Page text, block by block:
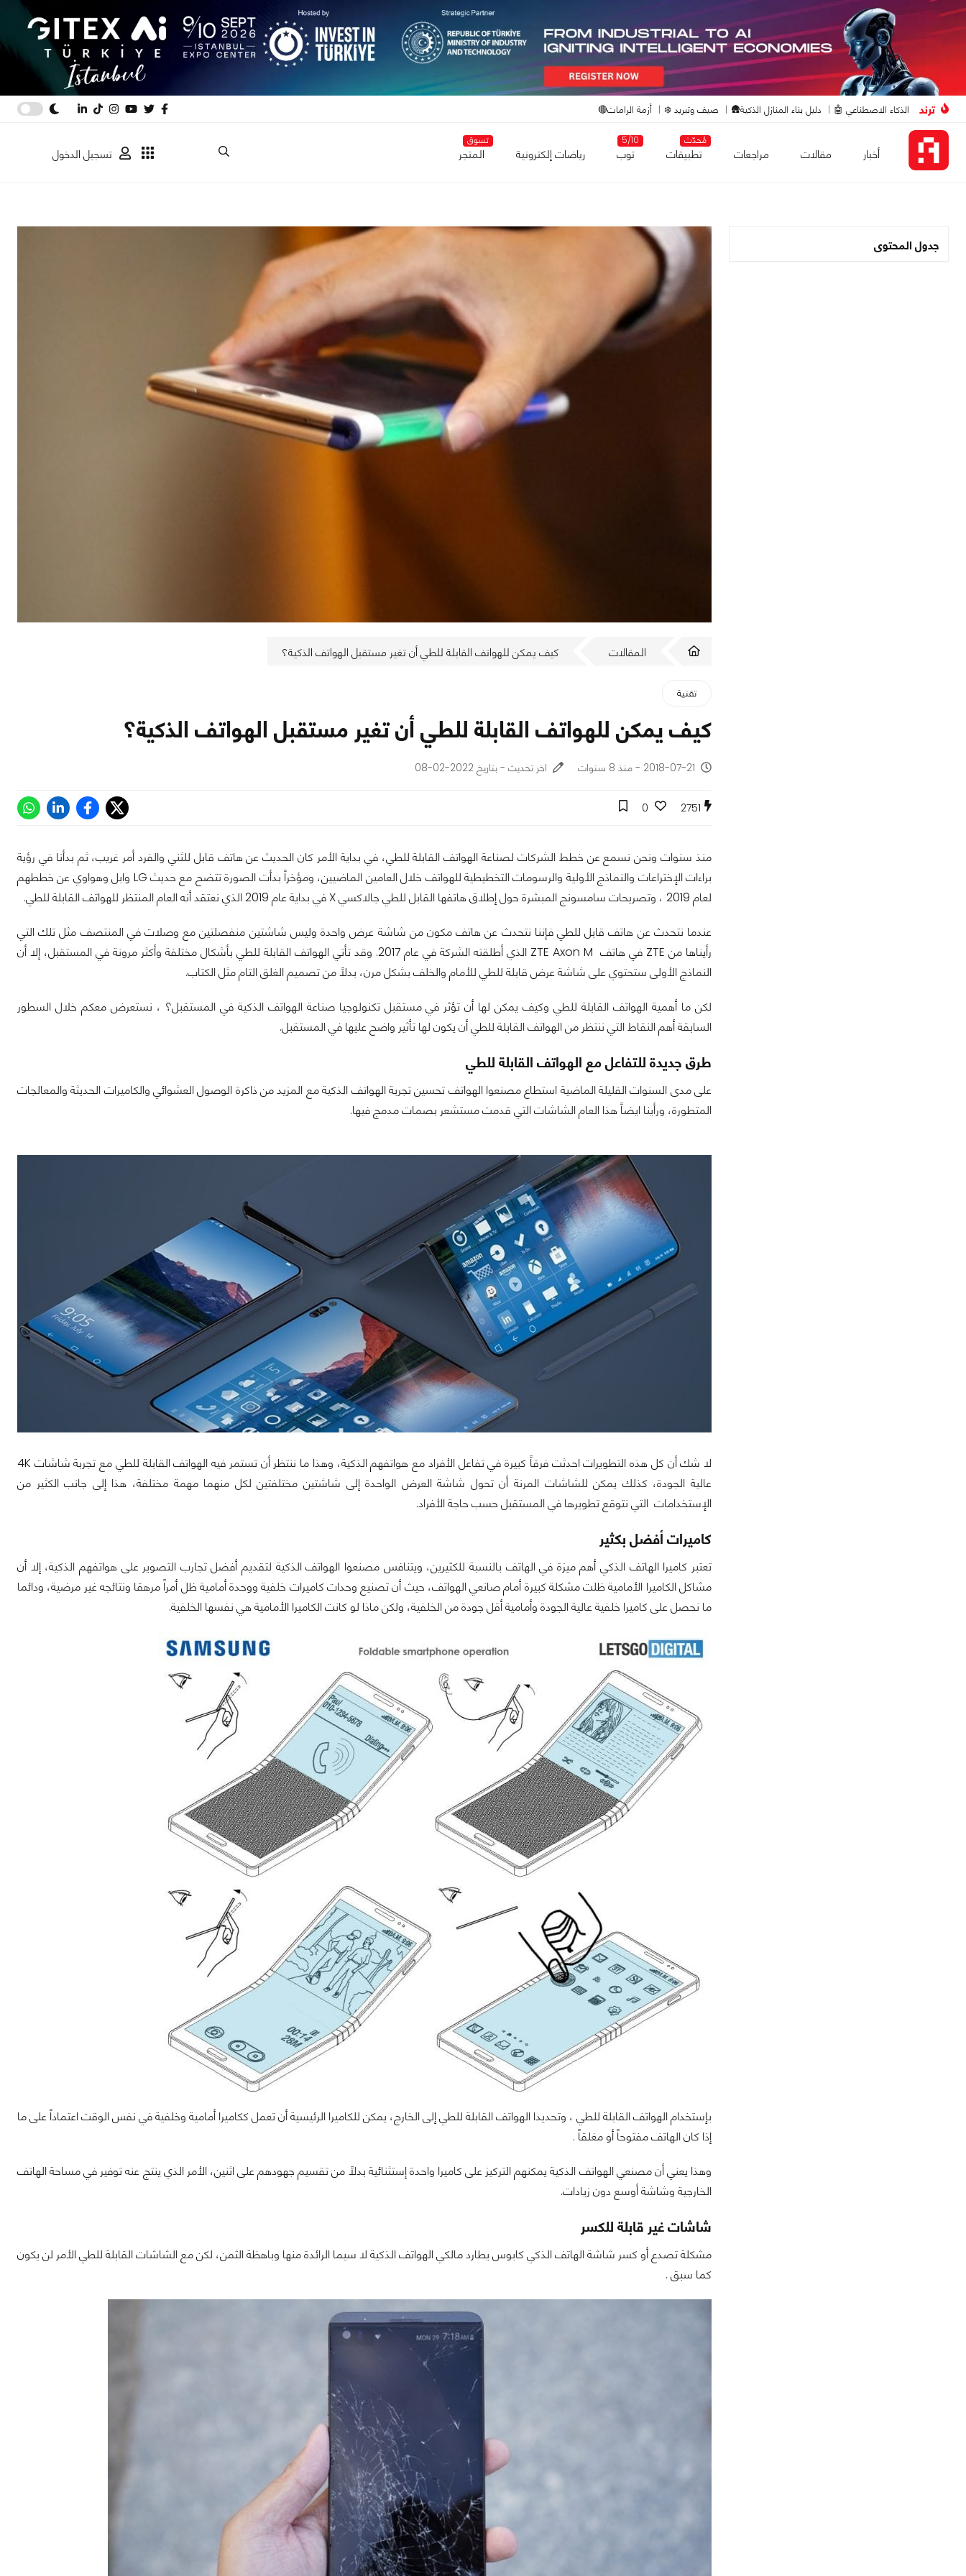
ترند الذكاء الاصطناعي 🤖 دليل بناء المنازل الذكية🛖 صيف وتبريد ❄️ أزمة الرامات🔴
أخبار مقالات مراجعات
مُحدّث
تطبيقات
5/10
توب رياضات إلكترونية
تسوق
المتجر تسجيل الدخول
جدول المحتوى
المقالات كيف يمكن للهواتف القابلة للطي أن تغير مستقبل الهواتف الذكية؟
تقنية
كيف يمكن للهواتف القابلة للطي أن تغير مستقبل الهواتف الذكية؟
2018-07-21 - منذ 8 سنوات اخر تحديث - بتاريخ 2022-02-08
2751
0
منذ سنوات ونحن نسمع عن خطط الشركات لصناعة الهواتف القابلة للطي، في بداية الأمر كان الحديث عن هاتف قابل للثني والفرد أمر غريب، ثم بدأنا في رؤية
براءات الإختراعات والنماذج الأولية والرسومات التخطيطية للهواتف خلال العامين الماضيين، ومؤخراً بدأت الصورة تتضح مع حديث LG وابل وهواوي عن خططهم
لعام 2019 ، وتصريحات سامسونج المبشرة حول إطلاق هاتفها القابل للطي جالاكسي X في بداية عام 2019 الذي نعتقد أنه العام المنتظر للهواتف القابلة للطي.
عندما نتحدث عن هاتف قابل للطي فإننا نتحدث عن هاتف مكون من شاشة عرض واحدة وليس شاشتين منفصلتين مع وصلات في المنتصف مثل تلك التي
رأيناها من ZTE في هاتف ZTE Axon M الذي أطلقته الشركة في عام 2017. وقد تأتي الهواتف القابلة للطي بأشكال مختلفة وأكثر مرونة في المستقبل، إلا أن
النماذج الأولى ستحتوي على شاشة عرض قابلة للطي للأمام والخلف بشكل مرن، بدلاً من تصميم الغلق التام مثل الكتاب.
لكن ما أهمية الهواتف القابلة للطي وكيف يمكن لها أن تؤثر في مستقبل تكنولوجيا صناعة الهواتف الذكية في المستقبل؟ ، نستعرض معكم خلال السطور
السابقة أهم النقاط التي ننتظر من الهواتف القابلة للطي أن يكون لها تأثير واضح عليها في المستقبل.
طرق جديدة للتفاعل مع الهواتف القابلة للطي
على مدى السنوات القليلة الماضية استطاع مصنعوا الهواتف تحسين تجربة الهواتف الذكية مع المزيد من ذاكرة الوصول العشوائي والكاميرات الحديثة والمعالجات
المتطورة، ورأينا ايضاً هذا العام الشاشات التي قدمت مستشعر بصمات مدمج فيها.
لا شك أن كل هذه التطويرات احدثت فرقاً كبيرة في تفاعل الأفراد مع هواتفهم الذكية، وهذا ما ننتظر أن تستمر فيه الهواتف القابلة للطي مع تجربة شاشات 4K
عالية الجودة، كذلك يمكن للشاشات المرنة أن تحول شاشة العرض الواحدة إلى شاشتين مختلفتين لكل منهما مهمة مختلفة، هذا إلى جانب الكثير من
الإستخدامات التي نتوقع تطويرها في المستقبل حسب حاجة الأفراد.
كاميرات أفضل بكثير
تعتبر كاميرا الهاتف الذكي أهم ميزة في الهاتف بالنسبة للكثيرين، ويتنافس مصنعوا الهواتف الذكية لتقديم أفضل تجارب التصوير على هواتفهم الذكية، إلا أن
مشاكل الكاميرا الأمامية ظلت مشكلة كبيرة أمام صانعي الهواتف، حيث أن تصنيع وحدات كاميرات خلفية ووحدة أمامية ظل أمراً مرهقا ونتائجه غير مرضية، ودائما
ما نحصل على كاميرا خلفية عالية الجودة وأمامية أقل جودة من الخلفية، ولكن ماذا لو كانت الكاميرا الأمامية هي نفسها الخلفية.
بإستخدام الهواتف القابلة للطي ، وتحديدا الهواتف القابلة للطي إلى الخارج، يمكن للكاميرا الرئيسية أن تعمل ككاميرا أمامية وخلفية في نفس الوقت اعتماداً على ما
إذا كان الهاتف مفتوحاً أو مغلقاً .
وهذا يعني أن مصنعي الهواتف الذكية يمكنهم التركيز على كاميرا واحدة إستثنائية بدلاً من تقسيم جهودهم على اثنين، الأمر الذي ينتج عنه توفير في مساحة الهاتف
الخارجية وشاشة أوسع دون زيادات.
شاشات غير قابلة للكسر
مشكلة تصدع أو كسر شاشة الهاتف الذكي كابوس يطارد مالكي الهواتف الذكية لا سيما الرائدة منها وباهظة الثمن، لكن مع الشاشات القابلة للطي الأمر لن يكون
كما سبق .